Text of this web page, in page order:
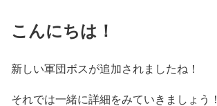
こんにちは！
新しい軍団ボスが追加されましたね！
それでは一緒に詳細をみていきましょう！